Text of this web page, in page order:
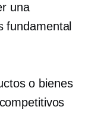
una
fundamental
o bienes